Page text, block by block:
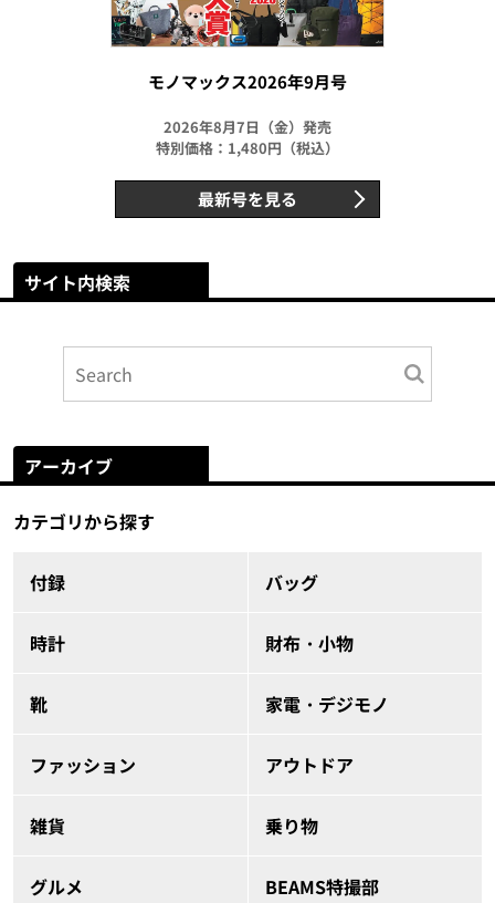
モノマックス2026年9月号
2026年8月7日（金）発売
特別価格：1,480円（税込）
最新号を見る
サイト内検索
アーカイブ
カテゴリから探す
付録 バッグ
時計 財布・小物
靴 家電・デジモノ
ファッション アウトドア
雑貨 乗り物
グルメ BEAMS特撮部